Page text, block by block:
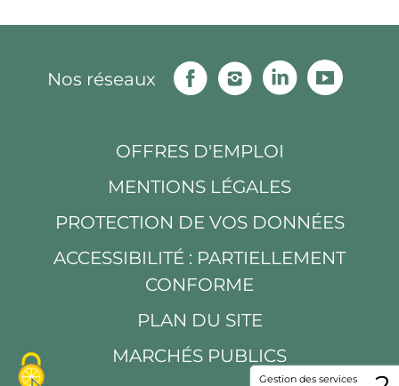
Gestion des services
Nos réseaux
FacebookInstagramLinkedin
OFFRES D'EMPLOI
MENTIONS LÉGALES
PROTECTION DE VOS DONNÉES
ACCESSIBILITÉ : PARTIELLEMENT
CONFORME
PLAN DU SITE
MARCHÉS PUBLICS